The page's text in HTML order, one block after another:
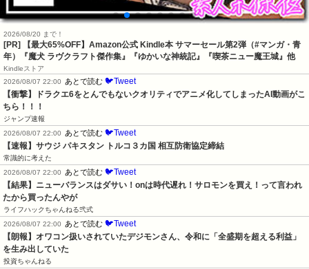
2026/08/20 まで！
[PR]
【最大65%OFF】Amazon公式 Kindle本 サマーセール第2弾（#マンガ・青
年）『魔犬 ラヴクラフト傑作集』『ゆかいな神統記』『喫茶ニュー魔王城』他
Kindleストア
2026/08/07 22:00
あとで読む 🐦Tweet
【衝撃】ドラクエ6をとんでもないクオリティでアニメ化してしまったAI動画がこ
ちら！！！
ジャンプ速報
2026/08/07 22:00
あとで読む 🐦Tweet
【速報】サウジ パキスタン トルコ３カ国 相互防衛協定締結
常識的に考えた
2026/08/07 22:00
あとで読む 🐦Tweet
【結果】ニューバランスはダサい！onは時代遅れ！サロモンを買え！って言われ
たから買ったんやが
ライフハックちゃんねる弐式
2026/08/07 22:00
あとで読む 🐦Tweet
【朗報】オワコン扱いされていたデジモンさん、令和に「全盛期を超える利益」
を生み出していた
投資ちゃんねる